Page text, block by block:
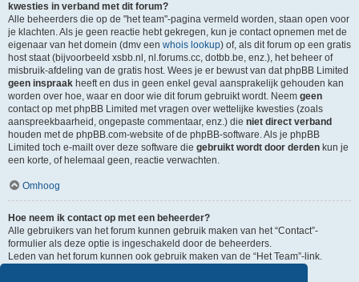
kwesties in verband met dit forum?
Alle beheerders die op de "het team"-pagina vermeld worden, staan open voor
je klachten. Als je geen reactie hebt gekregen, kun je contact opnemen met de
eigenaar van het domein (dmv een whois lookup) of, als dit forum op een gratis
host staat (bijvoorbeeld xsbb.nl, nl.forums.cc, dotbb.be, enz.), het beheer of
misbruik-afdeling van de gratis host. Wees je er bewust van dat phpBB Limited
geen inspraak heeft en dus in geen enkel geval aansprakelijk gehouden kan
worden over hoe, waar en door wie dit forum gebruikt wordt. Neem geen
contact op met phpBB Limited met vragen over wettelijke kwesties (zoals
aanspreekbaarheid, ongepaste commentaar, enz.) die niet direct verband
houden met de phpBB.com-website of de phpBB-software. Als je phpBB
Limited toch e-mailt over deze software die gebruikt wordt door derden kun je
een korte, of helemaal geen, reactie verwachten.
Omhoog
Hoe neem ik contact op met een beheerder?
Alle gebruikers van het forum kunnen gebruik maken van het “Contact”-
formulier als deze optie is ingeschakeld door de beheerders.
Leden van het forum kunnen ook gebruik maken van de “Het Team”-link.